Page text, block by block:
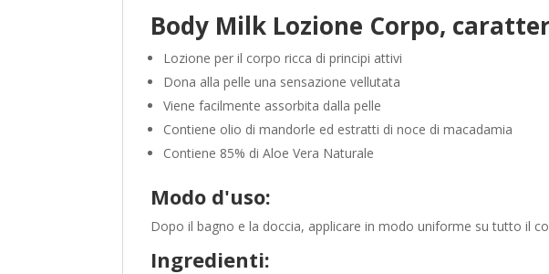
Body Milk Lozione Corpo,
Lozione per il corpo ricca di principi attivi
Dona alla pelle una sensazione vellutata
Viene facilmente assorbita dalla pelle
Contiene olio di mandorle ed estratti di noce di macadamia
Contiene 85% di Aloe Vera Naturale
Modo d'uso:
Dopo il bagno e la doccia, applicare in modo uniforme su tutto il
Ingredienti: